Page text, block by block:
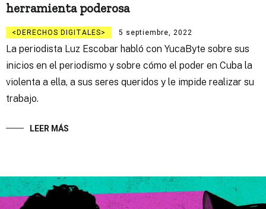
herramienta poderosa
DERECHOS DIGITALES 5 septiembre, 2022
La periodista Luz Escobar habló con YucaByte sobre sus
inicios en el periodismo y sobre cómo el poder en Cuba la
violenta a ella, a sus seres queridos y le impide realizar su
trabajo.
LEER MÁS